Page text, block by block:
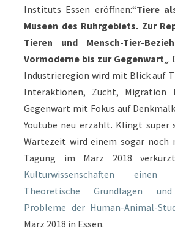
Instituts Essen eröffnen:“Tiere
Museen des Ruhrgebiets. Zur
Tieren und Mensch-Tier-
Vormoderne bis zur Gegenwart„.
Industrieregion wird mit Blick auf
Interaktionen, Zucht,
Gegenwart mit Fokus auf
Youtube neu erzählt. Klingt super
Wartezeit wird einem sogar noch
Tagung im März 2018
Kulturwissenschaften
Theoretische Grundlagen
Probleme der Human-Animal-
März 2018 in Essen.